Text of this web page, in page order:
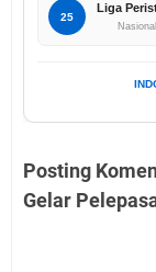
25
Liga
Nasional
Posting
Gelar